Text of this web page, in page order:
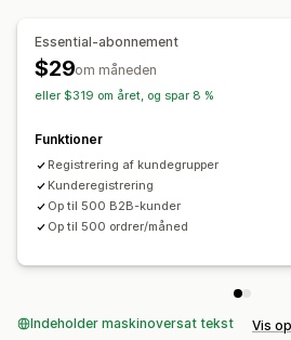
Essential-abonnement
$29om måneden
eller $319 om året, og spar 8 %
Funktioner
Registrering af kundegrupper
Kunderegistrering
Op til 500 B2B-kunder
Op til 500 ordrer/måned
Indeholder maskinoversat tekst Vis